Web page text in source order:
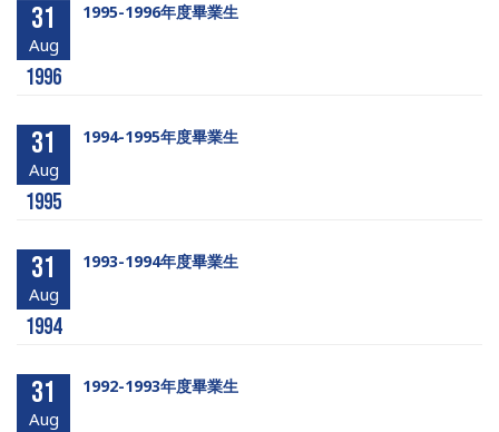
31
Aug
1996
1995-1996年度畢業生
31
Aug
1995
1994-1995年度畢業生
31
Aug
1994
1993-1994年度畢業生
31
Aug
1992-1993年度畢業生